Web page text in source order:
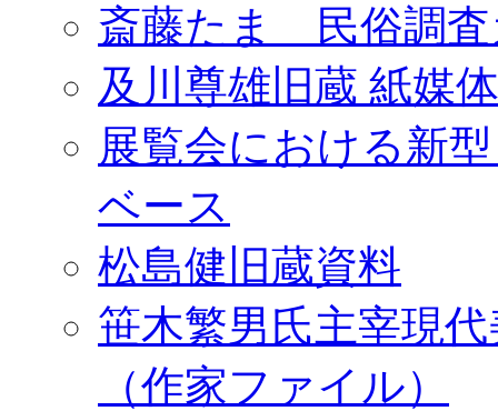
斎藤たま 民俗調査
及川尊雄旧蔵 紙媒
展覧会における新
ベース
松島健旧蔵資料
笹木繁男氏主宰現
（作家ファイル）